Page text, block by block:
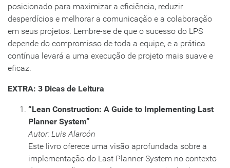
posicionado para maximizar a eficiência, reduzir
desperdícios e melhorar a comunicação e a colaboração
em seus projetos. Lembre-se de que o sucesso do LPS
depende do compromisso de toda a equipe, e a prática
contínua levará a uma execução de projeto mais suave e
eficaz.
EXTRA: 3 Dicas de Leitura
“Lean Construction: A Guide to Implementing Last
Planner System”
Autor: Luis Alarcón
Este livro oferece uma visão aprofundada sobre a
implementação do Last Planner System no contexto